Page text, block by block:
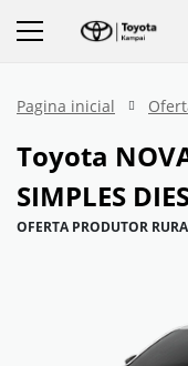
Pagina inicial
Toyota
SIMPLES
OFERTA PRODUTOR